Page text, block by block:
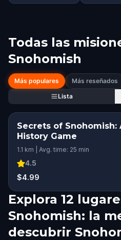
Todas las
Snohomish
Más populares Más reseñados
Lista
Secrets of Snohomish:
History Game
1.1 km | Avg. time: 25 min
4.5
$4.99
Explora 12
Snohomish: la
descubrir